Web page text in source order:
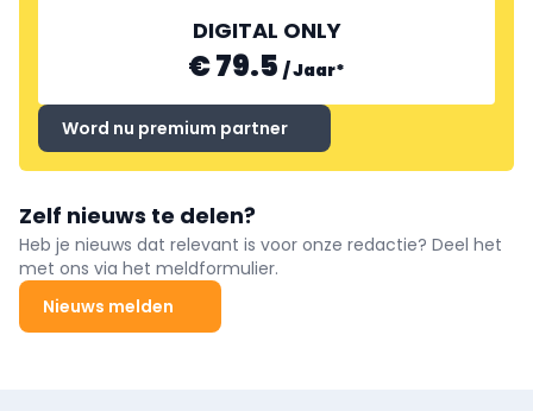
DIGITAL ONLY
€ 79.5 /Jaar*
Word nu premium partner
Zelf nieuws te delen?
Heb je nieuws dat relevant is voor onze redactie? Deel het
met ons via het meldformulier.
Nieuws melden